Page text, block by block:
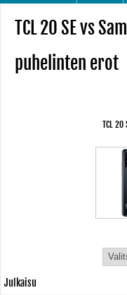
TCL 20 SE vs
puhelinten erot
TCL 20
Julkaisu